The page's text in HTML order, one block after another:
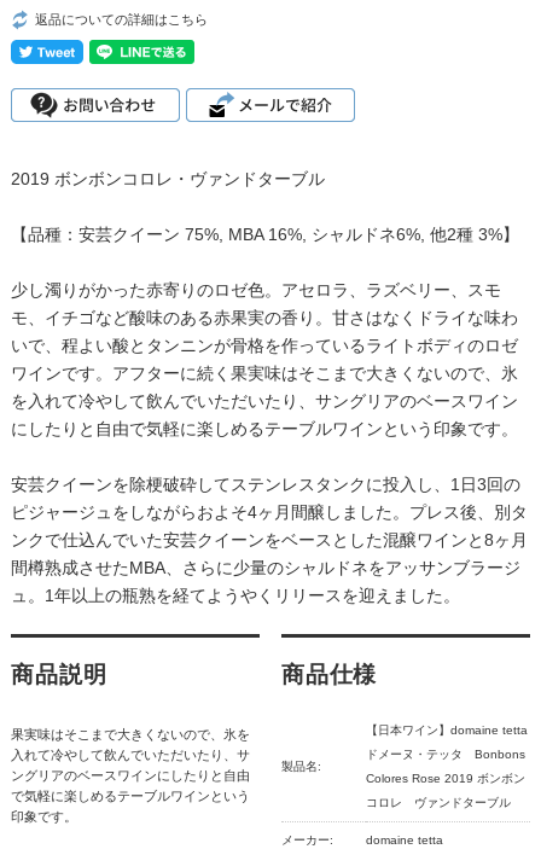
返品についての詳細はこちら
2019 ボンボンコロレ・ヴァンドターブル
【品種：安芸クイーン 75%, MBA 16%, シャルドネ6%, 他2種 3%】
少し濁りがかった赤寄りのロゼ色。アセロラ、ラズベリー、スモ
モ、イチゴなど酸味のある赤果実の香り。甘さはなくドライな味わ
いで、程よい酸とタンニンが骨格を作っているライトボディのロゼ
ワインです。アフターに続く果実味はそこまで大きくないので、氷
を入れて冷やして飲んでいただいたり、サングリアのベースワイン
にしたりと自由で気軽に楽しめるテーブルワインという印象です。
安芸クイーンを除梗破砕してステンレスタンクに投入し、1日3回の
ピジャージュをしながらおよそ4ヶ月間醸しました。プレス後、別タ
ンクで仕込んでいた安芸クイーンをベースとした混醸ワインと8ヶ月
間樽熟成させたMBA、さらに少量のシャルドネをアッサンブラージ
ュ。1年以上の瓶熟を経てようやくリリースを迎えました。
商品説明
果実味はそこまで大きくないので、氷を
入れて冷やして飲んでいただいたり、サ
ングリアのベースワインにしたりと自由
で気軽に楽しめるテーブルワインという
印象です。
商品仕様
製品名:
【日本ワイン】domaine tetta
ドメーヌ・テッタ Bonbons
Colores Rose 2019 ボンボン
コロレ ヴァンドターブル
メーカー: domaine tetta